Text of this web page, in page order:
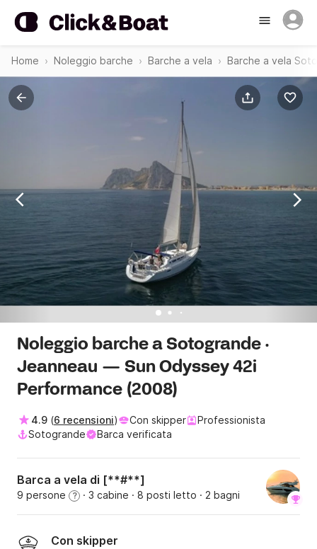
Home Noleggio barche Barche a vela Barche a vela
Noleggio barche a Sotogrande ·
Jeanneau — Sun Odyssey 42i
Performance (2008)
4.9 (6 recensioni) Con skipper
Professionista
Sotogrande
Barca verificata
Barca a vela di [**#**]
9 persone ? · 3 cabine · 8 posti letto · 2 bagni
Con skipper